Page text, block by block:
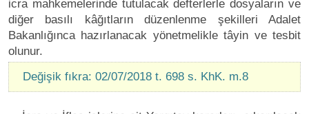
icra mahkemelerinde tutulacak defterlerle dosyaların ve
diğer basılı kâğıtların düzenlenme şekilleri Adalet
Bakanlığınca hazırlanacak yönetmelikle tâyin ve tesbit
olunur.
Değişik fıkra: 02/07/2018 t. 698 s. KhK. m.8